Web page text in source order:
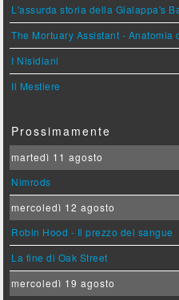
L'assurda storia della Gialappa's
The Mortuary Assistant - Anatomia
I Nisidiani
Il Mestiere
Prossimamente
martedì 11 agosto
Nimrods
mercoledì 12 agosto
Robin Hood - Il prezzo del sangue
La fine di Oak Street
mercoledì 19 agosto